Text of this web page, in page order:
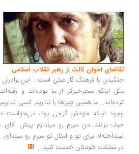
اخوان ثالث از رهبر انقلاب اسلامی
با فرهنگ کار عبثی است... این برادران آریایی
اینکه سحرخیزتر از ما بوده‌اند و رفته‌اند
ما همین چیزها را نداریم. کسی نداریم از ما
اینکه خودش گرجی بود، می‌خواست در
بزنند...من میرم رو میندازم پیش آقای
برای تو و امثال تو میرم رو میندازم... به
مملکت خودتان خدمت کنید...